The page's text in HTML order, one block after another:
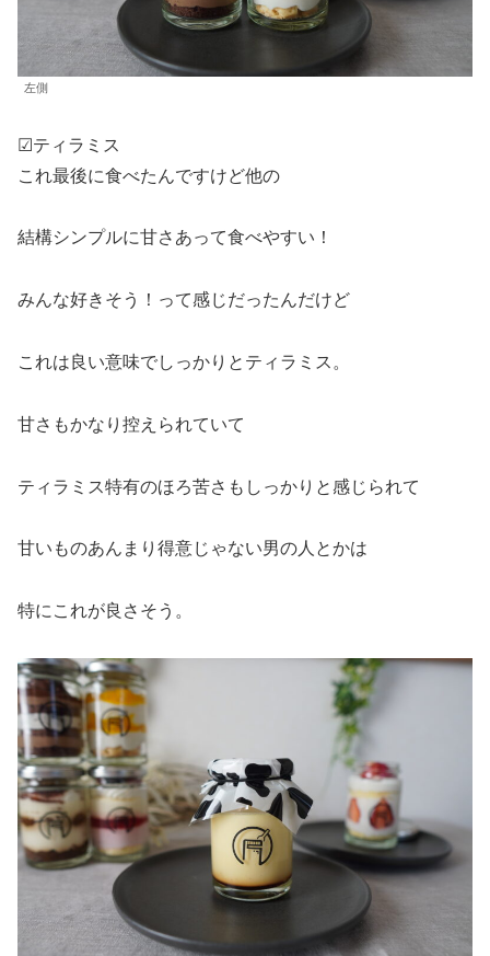
左側
☑︎ティラミス
これ最後に食べたんですけど他の
結構シンプルに甘さあって食べやすい！
みんな好きそう！って感じだったんだけど
これは良い意味でしっかりとティラミス。
甘さもかなり控えられていて
ティラミス特有のほろ苦さもしっかりと感じられて
甘いものあんまり得意じゃない男の人とかは
特にこれが良さそう。